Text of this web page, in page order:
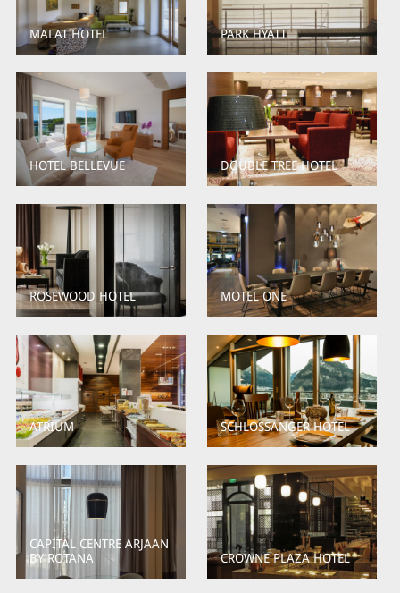
MALAT HOTEL PARK HYATT
HOTEL BELLEVUE DOUBLE TREE HOTEL
ROSEWOOD HOTEL MOTEL ONE
ATRIUM SCHLOSSANGER HOTEL
CAPITAL CENTRE ARJAAN
BY ROTANA
CROWNE PLAZA HOTEL